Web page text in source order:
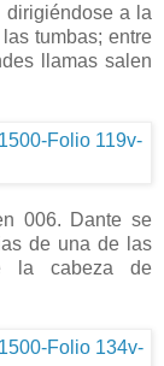
dirigiéndose a la
tumbas; entre
llamas salen
006. Dante se
de una de las
la cabeza de